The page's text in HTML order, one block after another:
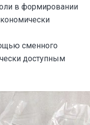
в формировании
сменного
доступным